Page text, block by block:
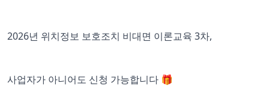
2026년 위치정보 보호조치 비대면 이론교육 3차,
사업자가 아니어도 신청 가능합니다 🎁